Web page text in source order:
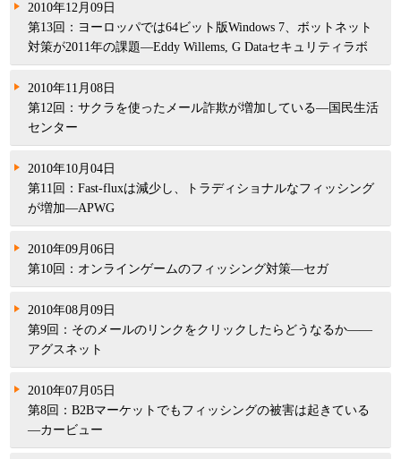
パンフレット
2010年12月09日
第13回：ヨーロッパでは64ビット版Windows 7、ボットネット
対策が2011年の課題―Eddy Willems, G Dataセキュリティラボ
2010年11月08日
第12回：サクラを使ったメール詐欺が増加している―国民生活
センター
2010年10月04日
第11回：Fast-fluxは減少し、トラディショナルなフィッシング
が増加―APWG
2010年09月06日
第10回：オンラインゲームのフィッシング対策―セガ
2010年08月09日
第9回：そのメールのリンクをクリックしたらどうなるか――
アグスネット
2010年07月05日
第8回：B2Bマーケットでもフィッシングの被害は起きている
―カービュー